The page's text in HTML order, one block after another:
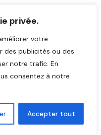
privée.
votre
des publicités ou des
notre trafic. En
consentez à notre
Accepter tout
suit un processus
minimisant impréus